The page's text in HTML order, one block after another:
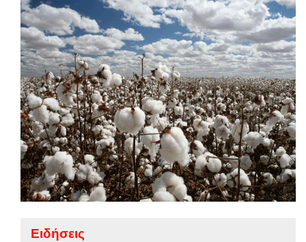
Ειδήσεις